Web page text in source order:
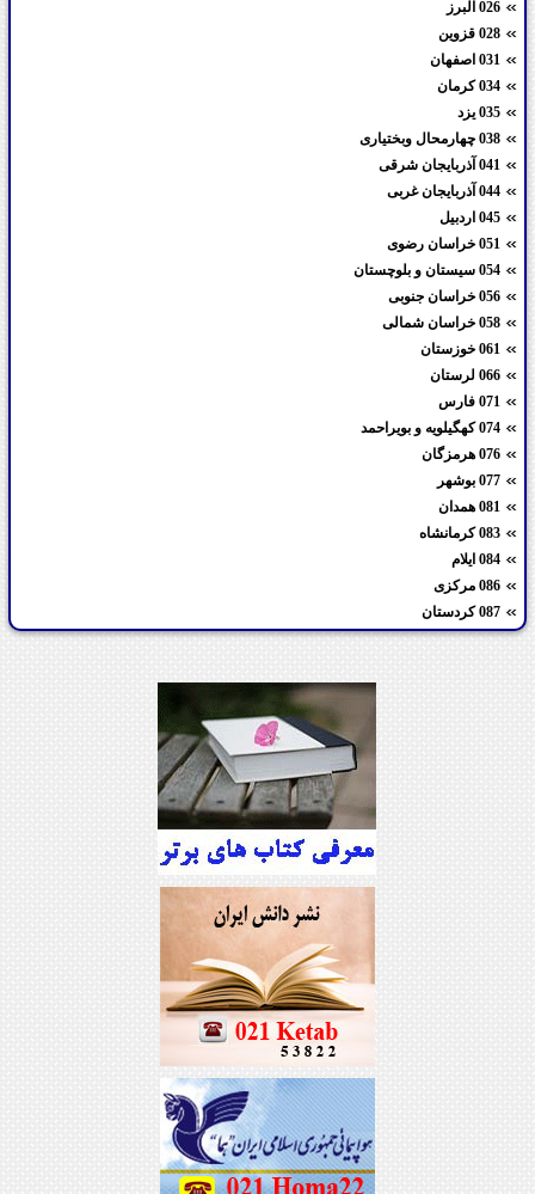
026 البرز
028 قزوین
031 اصفهان
034 کرمان
035 یزد
038 چهارمحال وبختیاری
041 آذربایجان شرقی
044 آذربایجان غربی
045 اردبیل
051 خراسان رضوی
054 سیستان و بلوچستان
056 خراسان جنوبی
058 خراسان شمالی
061 خوزستان
066 لرستان
071 فارس
074 کهگیلویه و بویراحمد
076 هرمزگان
077 بوشهر
081 همدان
083 کرمانشاه
084 ایلام
086 مرکزی
087 کردستان